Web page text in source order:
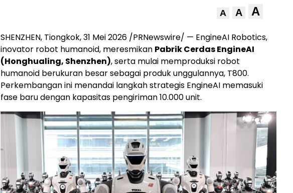
A A A
SHENZHEN, Tiongkok, 31 Mei 2026 /PRNewswire/ — EngineAI Robotics,
inovator robot humanoid, meresmikan Pabrik Cerdas EngineAI
(Honghualing, Shenzhen), serta mulai memproduksi robot
humanoid berukuran besar sebagai produk unggulannya, T800.
Perkembangan ini menandai langkah strategis EngineAI memasuki
fase baru dengan kapasitas pengiriman 10.000 unit.